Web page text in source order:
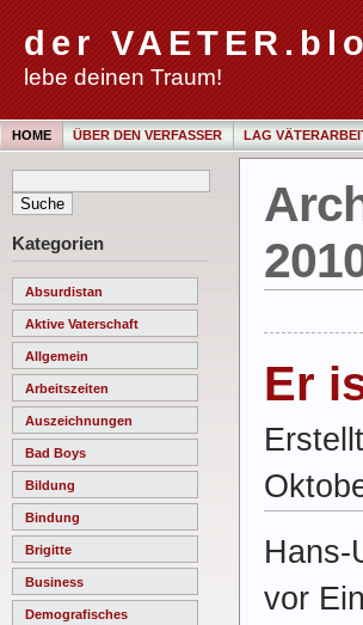
der
lebe deinen Traum!
HOME ÜBER DEN VERFASSER LAG
Kategorien
Absurdistan
Aktive Vaterschaft
Allgemein
Arbeitszeiten
Auszeichnungen
Bad Boys
Bildung
Bindung
Brigitte
Business
Demografisches
Er
Hans-
vor